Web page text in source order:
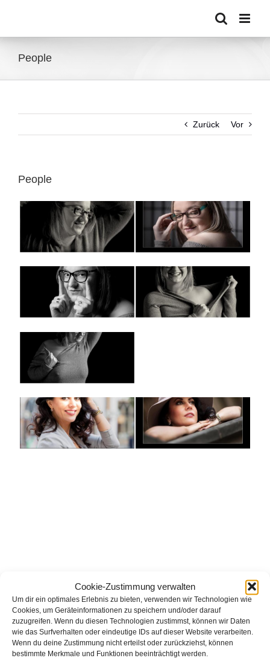
Cookie-Zustimmung verwalten
Um dir ein optimales Erlebnis zu bieten, verwenden wir Technologien wie
Cookies, um Geräteinformationen zu speichern und/oder darauf
zuzugreifen. Wenn du diesen Technologien zustimmst, können wir Daten
wie das Surfverhalten oder eindeutige IDs auf dieser Website verarbeiten.
Wenn du deine Zustimmung nicht erteilst oder zurückziehst, können
bestimmte Merkmale und Funktionen beeinträchtigt werden.
People
Zurück Vor
People